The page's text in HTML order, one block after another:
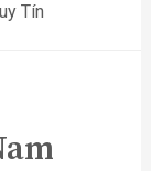
Tín